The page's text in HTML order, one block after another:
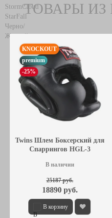
ТОВАРЫ ИЗ
KNOCKOUT
premium
-25%
Twins Шлем Боксерский для
Спаррингов HGL-3
В наличии
В корзину
25187 руб.
18890 руб.